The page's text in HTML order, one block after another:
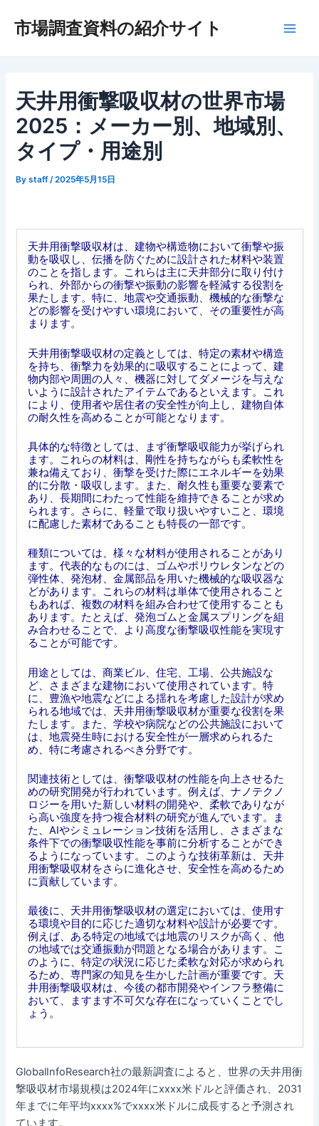
市場調査資料の紹介サイト
天井用衝撃吸収材の世界市場
2025：メーカー別、地域別、
タイプ・用途別
Bystaff /2025年5月15日
天井用衝撃吸収材は、建物や構造物において衝撃や振
動を吸収し、伝播を防ぐために設計された材料や装置
のことを指します。これらは主に天井部分に取り付け
られ、外部からの衝撃や振動の影響を軽減する役割を
果たします。特に、地震や交通振動、機械的な衝撃な
どの影響を受けやすい環境において、その重要性が高
まります。
天井用衝撃吸収材の定義としては、特定の素材や構造
を持ち、衝撃力を効果的に吸収することによって、建
物内部や周囲の人々、機器に対してダメージを与えな
いように設計されたアイテムであるといえます。これ
により、使用者や居住者の安全性が向上し、建物自体
の耐久性を高めることが可能となります。
具体的な特徴としては、まず衝撃吸収能力が挙げられ
ます。これらの材料は、剛性を持ちながらも柔軟性を
兼ね備えており、衝撃を受けた際にエネルギーを効果
的に分散・吸収します。また、耐久性も重要な要素で
あり、長期間にわたって性能を維持できることが求め
られます。さらに、軽量で取り扱いやすいこと、環境
に配慮した素材であることも特長の一部です。
種類については、様々な材料が使用されることがあり
ます。代表的なものには、ゴムやポリウレタンなどの
弾性体、発泡材、金属部品を用いた機械的な吸収器な
どがあります。これらの材料は単体で使用されること
もあれば、複数の材料を組み合わせて使用することも
あります。たとえば、発泡ゴムと金属スプリングを組
み合わせることで、より高度な衝撃吸収性能を実現す
ることが可能です。
用途としては、商業ビル、住宅、工場、公共施設な
ど、さまざまな建物において使用されています。特
に、豊漁や地震などによる揺れを考慮した設計が求め
られる地域では、天井用衝撃吸収材が重要な役割を果
たします。また、学校や病院などの公共施設において
は、地震発生時における安全性が一層求められるた
め、特に考慮されるべき分野です。
関連技術としては、衝撃吸収材の性能を向上させるた
めの研究開発が行われています。例えば、ナノテクノ
ロジーを用いた新しい材料の開発や、柔軟でありなが
ら高い強度を持つ複合材料の研究が進んでいます。ま
た、AIやシミュレーション技術を活用し、さまざまな
条件下での衝撃吸収性能を事前に分析することができ
るようになっています。このような技術革新は、天井
用衝撃吸収材をさらに進化させ、安全性を高めるため
に貢献しています。
最後に、天井用衝撃吸収材の選定においては、使用す
る環境や目的に応じた適切な材料や設計が必要です。
例えば、ある特定の地域では地震のリスクが高く、他
の地域では交通振動が問題となる場合があります。こ
のように、特定の状況に応じた柔軟な対応が求められ
るため、専門家の知見を生かした計画が重要です。天
井用衝撃吸収材は、今後の都市開発やインフラ整備に
おいて、ますます不可欠な存在になっていくことでし
ょう。
GlobalInfoResearch社の最新調査によると、世界の天井用衝
撃吸収材市場規模は2024年にxxxx米ドルと評価され、2031
年までに年平均xxxx%でxxxx米ドルに成長すると予測され
ています。